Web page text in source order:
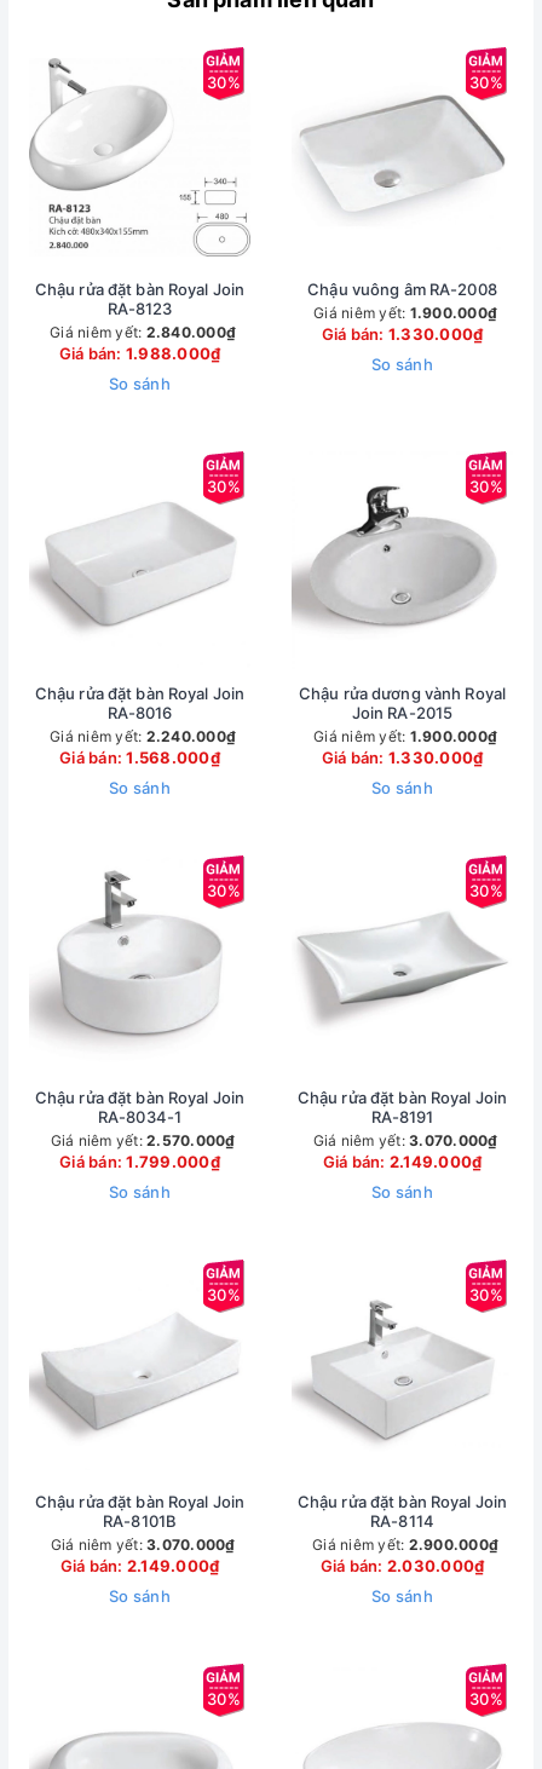
30%
Chậu rửa đặt bàn Royal Join
RA-8123
Giá niêm yết: 2.840.000₫
Giá bán: 1.988.000₫
So sánh
30%
Chậu vuông âm RA-2008
Giá niêm yết: 1.900.000₫
Giá bán: 1.330.000₫
So sánh
30%
Chậu rửa đặt bàn Royal Join
RA-8016
Giá niêm yết: 2.240.000₫
Giá bán:1.568.000₫
So sánh
30%
Chậu rửa dương vành Royal
Join RA-2015
Giá niêm yết: 1.900.000₫
Giá bán: 1.330.000₫
So sánh
30%
Chậu rửa đặt bàn Royal Join
RA-8034-1
Giá niêm yết: 2.570.000₫
Giá bán:1.799.000₫
So sánh
30%
Chậu rửa đặt bàn Royal Join
RA-8191
Giá niêm yết: 3.070.000₫
Giá bán: 2.149.000₫
So sánh
30%
Chậu rửa đặt bàn Royal Join
RA-8101B
Giá niêm yết: 3.070.000₫
Giá bán: 2.149.000₫
So sánh
30%
Chậu rửa đặt bàn Royal Join
RA-8114
Giá niêm yết: 2.900.000₫
Giá bán: 2.030.000₫
So sánh
30% 30%